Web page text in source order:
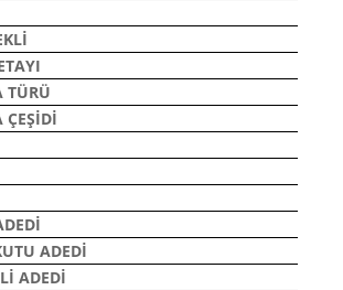
TÜRÜ
ÇEŞIDI
ADEDI
ADEDI